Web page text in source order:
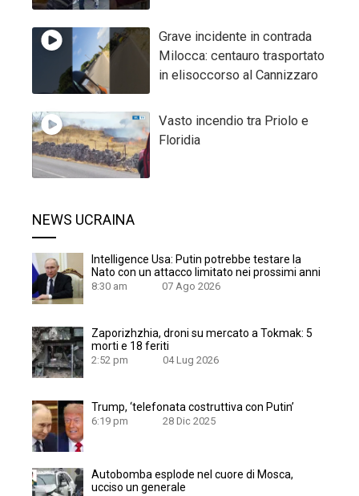
Grave incidente in contrada
Milocca: centauro trasportato
in elisoccorso al Cannizzaro
Vasto incendio tra Priolo e
Floridia
NEWS UCRAINA
Intelligence Usa: Putin potrebbe testare la
Nato con un attacco limitato nei prossimi anni
8:30 am 07 Ago 2026
Zaporizhzhia, droni su mercato a Tokmak: 5
morti e 18 feriti
2:52 pm 04 Lug 2026
Trump, ‘telefonata costruttiva con Putin’
6:19 pm 28 Dic 2025
Autobomba esplode nel cuore di Mosca,
ucciso un generale